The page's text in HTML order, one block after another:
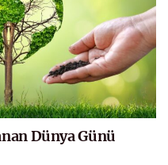
Dünya Günü